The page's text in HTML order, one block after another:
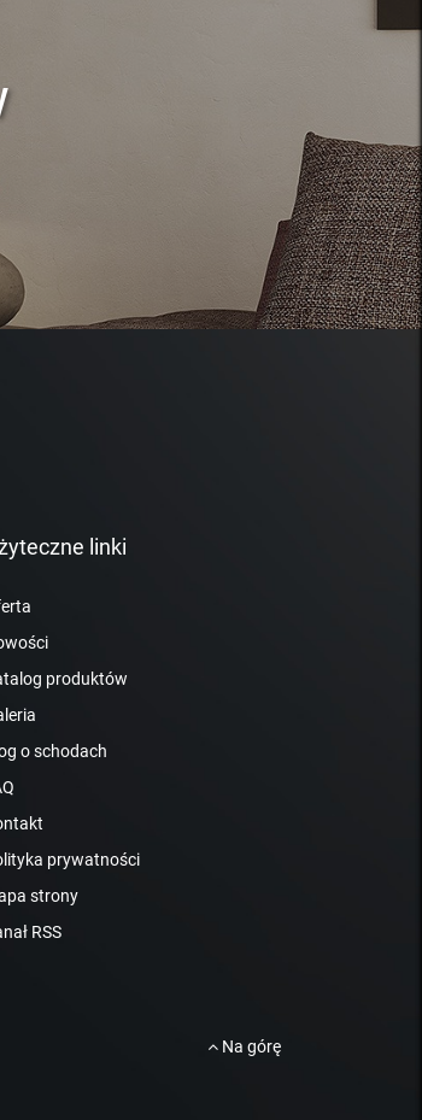
linki
produktów
o schodach
prywatności
strony
RSS
Na górę